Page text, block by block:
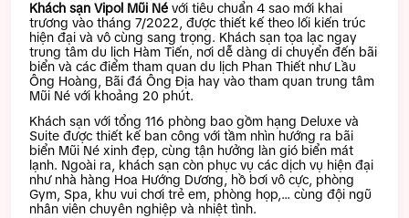
Khách sạn Vipol Mũi Né với tiêu chuẩn 4 sao mới khai
trương vào tháng 7/2022, được thiết kế theo lối kiến trúc
hiện đại và vô cùng sang trọng. Khách sạn tọa lạc ngay
trung tâm du lịch Hàm Tiến, nơi dễ dàng di chuyển đến bãi
biển và các điểm tham quan du lịch Phan Thiết như Lầu
Ông Hoàng, Bãi đá Ông Địa hay vào tham quan trung tâm
Mũi Né với khoảng 20 phút.
Khách sạn với tổng 116 phòng bao gồm hạng Deluxe và
Suite được thiết kế ban công với tầm nhìn hướng ra bãi
biển Mũi Né xinh đẹp, cùng tận hưởng làn gió biển mát
lạnh. Ngoài ra, khách sạn còn phục vụ các dịch vụ hiện đại
như nhà hàng Hoa Hướng Dương, hồ bơi vô cực, phòng
Gym, Spa, khu vui chơi trẻ em, phòng họp,… cùng đội ngũ
nhân viên chuyên nghiệp và nhiệt tình.